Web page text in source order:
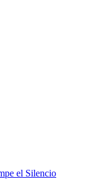
el Silencio